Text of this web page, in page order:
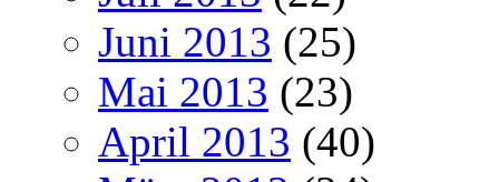
Juni 2013 (25)
Mai 2013 (23)
April 2013 (40)